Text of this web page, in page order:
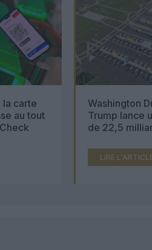
la carte
au tout
Washington
Trump lance
de 22,5
LIRE